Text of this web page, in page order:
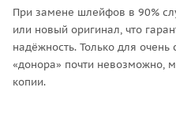
При замене шлейфов в 90%
или новый оригинал, что
надёжность. Только для
«донора» почти невозможно,
копии.